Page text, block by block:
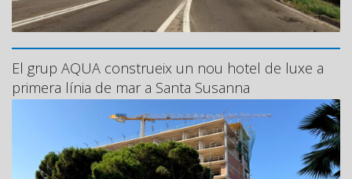
El grup AQUA construeix un nou hotel de luxe a
primera línia de mar a Santa Susanna